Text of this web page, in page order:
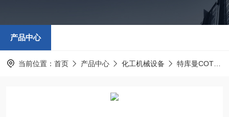
产品中心
当前位置： 首页 产品中心 化工机械设备 特库曼COTOSORT KAWATA